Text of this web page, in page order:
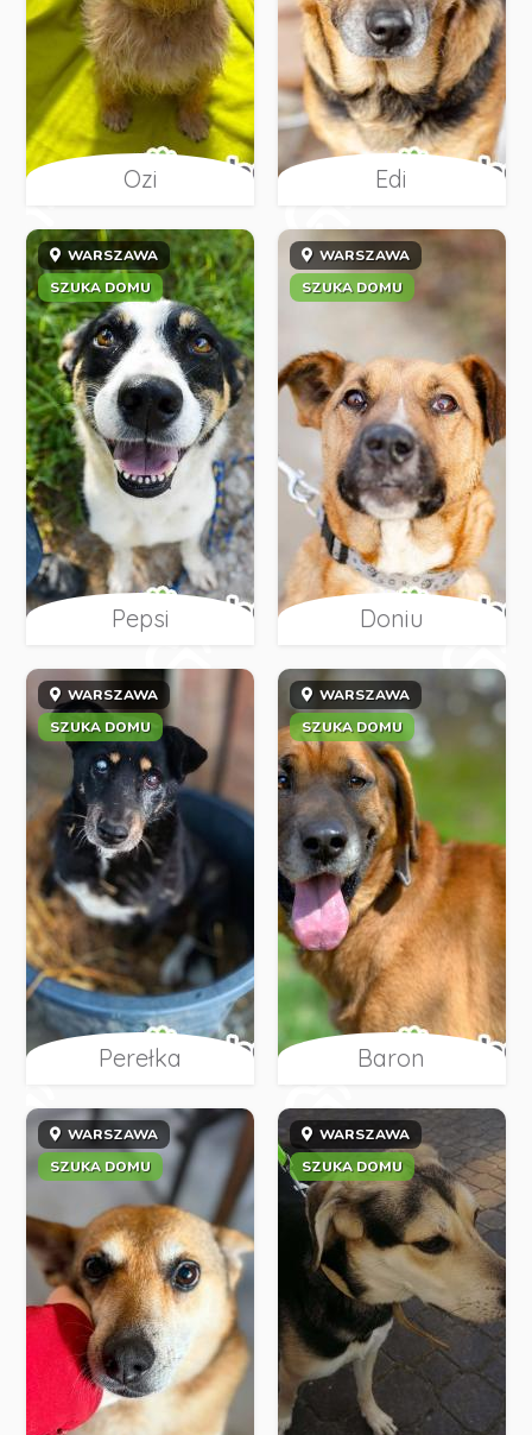
Ozi Edi
WARSZAWA
SZUKA DOMU
Pepsi
WARSZAWA
SZUKA DOMU
Doniu
WARSZAWA
SZUKA DOMU
Perełka
WARSZAWA
SZUKA DOMU
Baron
WARSZAWA
SZUKA DOMU
WARSZAWA
SZUKA DOMU